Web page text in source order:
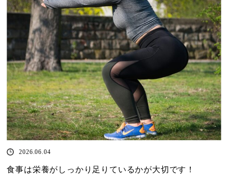
2026.06.04
食事は栄養がしっかり足りているかが大切です！